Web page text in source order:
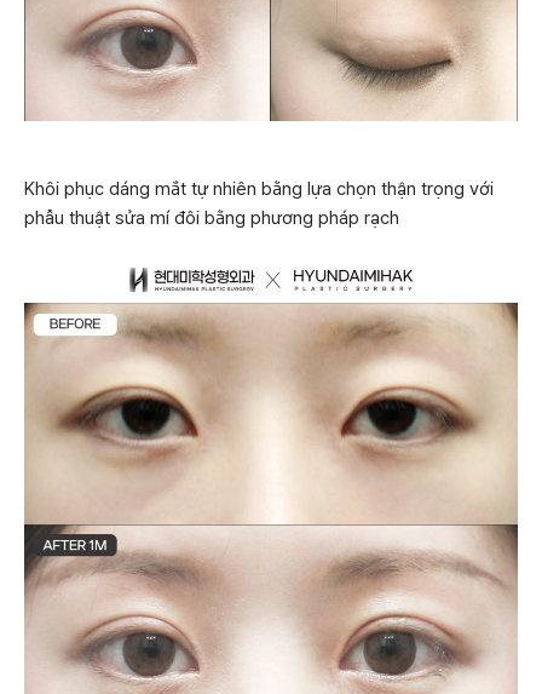
Khôi phục dáng mắt tự nhiên bằng lựa chọn thận trọng với
phẫu thuật sửa mí đôi bằng phương pháp rạch